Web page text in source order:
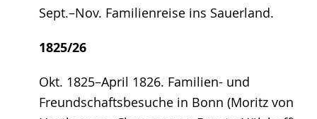
Sept.–Nov. Familienreise ins Sauerland.
1825/26
Okt. 1825–April 1826. Familien- und
Freundschaftsbesuche in Bonn (Moritz von